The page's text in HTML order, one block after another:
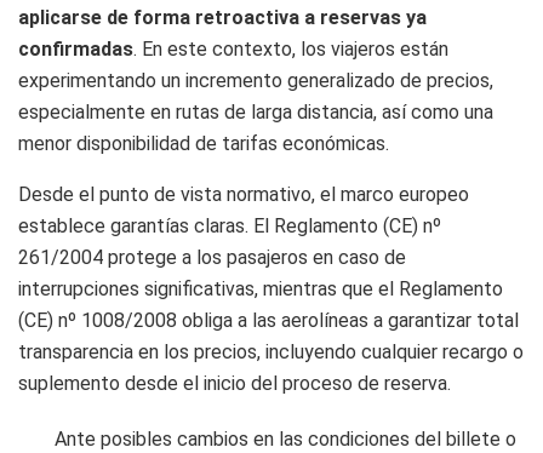
aplicarse de forma retroactiva a reservas ya
confirmadas. En este contexto, los viajeros están
experimentando un incremento generalizado de precios,
especialmente en rutas de larga distancia, así como una
menor disponibilidad de tarifas económicas.
Desde el punto de vista normativo, el marco europeo
establece garantías claras. El Reglamento (CE) nº
261/2004 protege a los pasajeros en caso de
interrupciones significativas, mientras que el Reglamento
(CE) nº 1008/2008 obliga a las aerolíneas a garantizar total
transparencia en los precios, incluyendo cualquier recargo o
suplemento desde el inicio del proceso de reserva.
Ante posibles cambios en las condiciones del billete o